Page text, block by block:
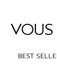
VOUS
BEST